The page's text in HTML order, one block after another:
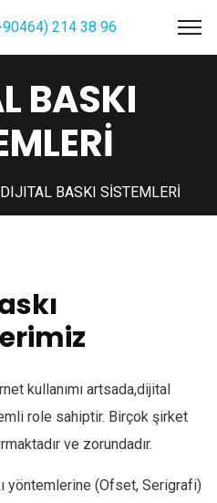
BASKI
DIJITAL BASKI SİSTEMLERİ
kullanımı artsada,dijital
role sahiptir. Birçok şirket
ve zorundadır.
yöntemlerine (Ofset, Serigrafi)